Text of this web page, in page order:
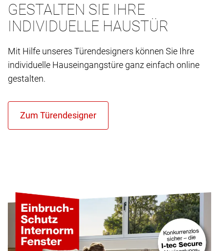
GESTALTEN SIE IHRE
INDIVIDUELLE HAUSTÜR
Mit Hilfe unseres Türendesigners können Sie Ihre
individuelle Hauseingangstüre ganz einfach online
gestalten.